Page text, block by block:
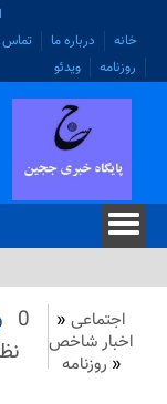
خانه
درباره ما تماس
روزنامه
ویدئو
اجتماعی «
اخبار شاخص
« روزنامه
0